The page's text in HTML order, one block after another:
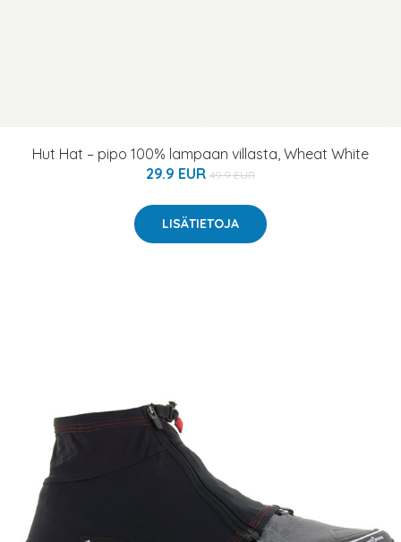
Hut Hat – pipo 100% lampaan villasta, Wheat White
29.9 EUR 49.9 EUR
LISÄTIETOJA